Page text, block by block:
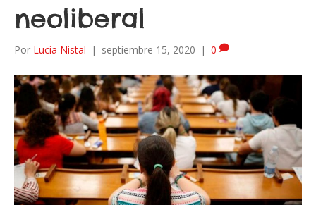
neoliberal
Por Lucia Nistal | septiembre 15, 2020 | 0